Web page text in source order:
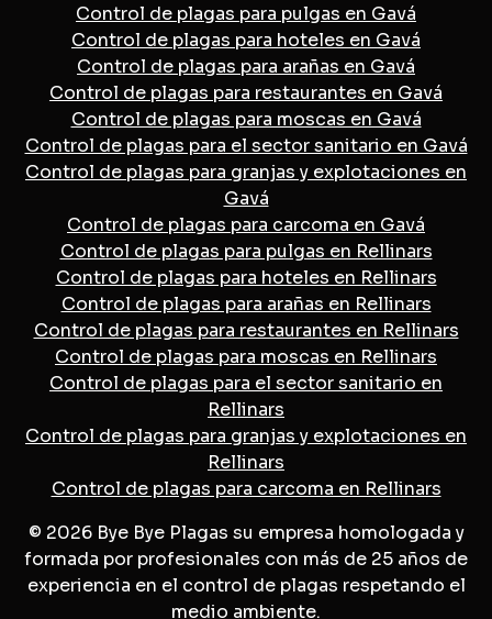
Control de plagas para pulgas en Gavá
Control de plagas para hoteles en Gavá
Control de plagas para arañas en Gavá
Control de plagas para restaurantes en Gavá
Control de plagas para moscas en Gavá
Control de plagas para el sector sanitario en Gavá
Control de plagas para granjas y explotaciones en
Gavá
Control de plagas para carcoma en Gavá
Control de plagas para pulgas en Rellinars
Control de plagas para hoteles en Rellinars
Control de plagas para arañas en Rellinars
Control de plagas para restaurantes en Rellinars
Control de plagas para moscas en Rellinars
Control de plagas para el sector sanitario en
Rellinars
Control de plagas para granjas y explotaciones en
Rellinars
Control de plagas para carcoma en Rellinars
© 2026 Bye Bye Plagas su empresa homologada y
formada por profesionales con más de 25 años de
experiencia en el control de plagas respetando el
medio ambiente.